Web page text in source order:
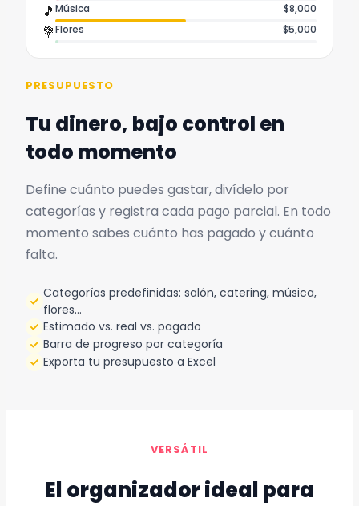
🎵 Música $8,000
💐Flores $5,000
PRESUPUESTO
Tu dinero, bajo control en
todo momento
Define cuánto puedes gastar, divídelo por
categorías y registra cada pago parcial. En todo
momento sabes cuánto has pagado y cuánto
falta.
Categorías predefinidas: salón, catering, música,
flores…
Estimado vs. real vs. pagado
Barra de progreso por categoría
Exporta tu presupuesto a Excel
VERSÁTIL
El organizador ideal para